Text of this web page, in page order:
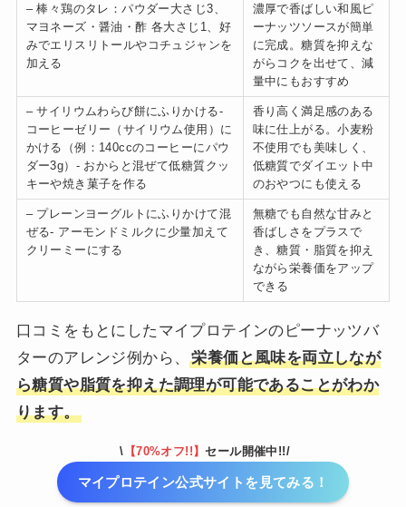
– 棒々鶏のタレ：パウダー大さじ3、
マヨネーズ・醤油・酢 各大さじ1、好
みでエリスリトールやコチュジャンを
加える
濃厚で香ばしい和風ピ
ーナッツソースが簡単
に完成。糖質を抑えな
がらコクを出せて、減
量中にもおすすめ
– サイリウムわらび餅にふりかける-
コーヒーゼリー（サイリウム使用）に
かける（例：140ccのコーヒーにパウ
ダー3g）- おからと混ぜて低糖質クッ
キーや焼き菓子を作る
香り高く満足感のある
味に仕上がる。小麦粉
不使用でも美味しく、
低糖質でダイエット中
のおやつにも使える
– プレーンヨーグルトにふりかけて混
ぜる- アーモンドミルクに少量加えて
クリーミーにする
無糖でも自然な甘みと
香ばしさをプラスで
き、糖質・脂質を抑え
ながら栄養価をアップ
できる
口コミをもとにしたマイプロテインのピーナッツバ
ターのアレンジ例から、栄養価と風味を両立しなが
ら糖質や脂質を抑えた調理が可能であることがわか
ります。
\ 【70%オフ!!】セール開催中!!/
マイプロテイン公式サイトを見てみる！